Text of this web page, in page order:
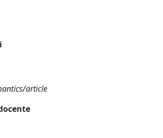
article